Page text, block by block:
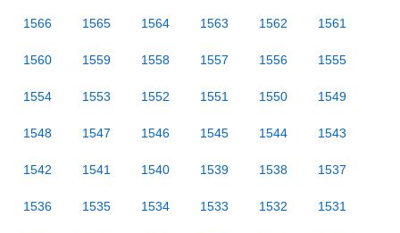
1566 1565 1564 1563 1562 1561
1560 1559 1558 1557 1556 1555
1554 1553 1552 1551 1550 1549
1548 1547 1546 1545 1544 1543
1542 1541 1540 1539 1538 1537
1536 1535 1534 1533 1532 1531